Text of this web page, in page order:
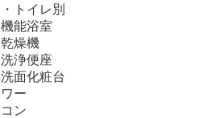
トイレ別
能浴室
燥機
浄便座
面化粧台
ー
ン